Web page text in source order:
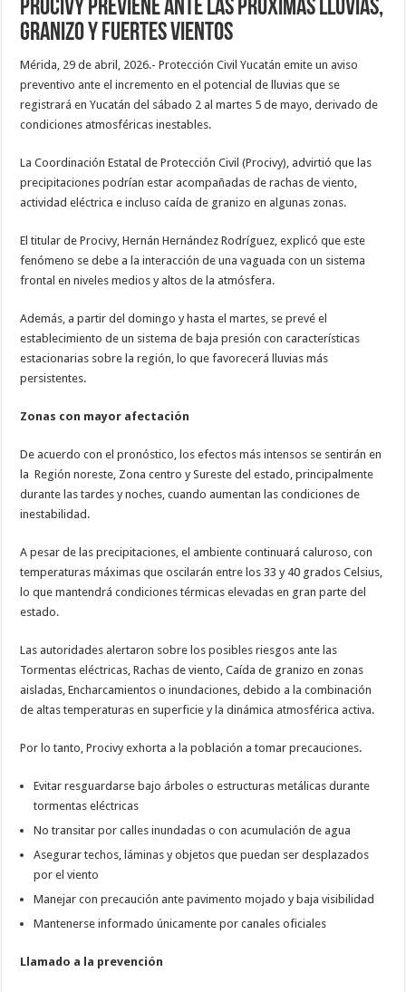
PROCIVY previene ante las próximas lluvias,
granizo y fuertes vientos
Mérida, 29 de abril, 2026.- Protección Civil Yucatán emite un aviso
preventivo ante el incremento en el potencial de lluvias que se
registrará en Yucatán del sábado 2 al martes 5 de mayo, derivado de
condiciones atmosféricas inestables.
La Coordinación Estatal de Protección Civil (Procivy), advirtió que las
precipitaciones podrían estar acompañadas de rachas de viento,
actividad eléctrica e incluso caída de granizo en algunas zonas.
El titular de Procivy, Hernán Hernández Rodríguez, explicó que este
fenómeno se debe a la interacción de una vaguada con un sistema
frontal en niveles medios y altos de la atmósfera.
Además, a partir del domingo y hasta el martes, se prevé el
establecimiento de un sistema de baja presión con características
estacionarias sobre la región, lo que favorecerá lluvias más
persistentes.
Zonas con mayor afectación
De acuerdo con el pronóstico, los efectos más intensos se sentirán en
la Región noreste, Zona centro y Sureste del estado, principalmente
durante las tardes y noches, cuando aumentan las condiciones de
inestabilidad.
A pesar de las precipitaciones, el ambiente continuará caluroso, con
temperaturas máximas que oscilarán entre los 33 y 40 grados Celsius,
lo que mantendrá condiciones térmicas elevadas en gran parte del
estado.
Las autoridades alertaron sobre los posibles riesgos ante las
Tormentas eléctricas, Rachas de viento, Caída de granizo en zonas
aisladas, Encharcamientos o inundaciones, debido a la combinación
de altas temperaturas en superficie y la dinámica atmosférica activa.
Por lo tanto, Procivy exhorta a la población a tomar precauciones.
Evitar resguardarse bajo árboles o estructuras metálicas durante
tormentas eléctricas
No transitar por calles inundadas o con acumulación de agua
Asegurar techos, láminas y objetos que puedan ser desplazados
por el viento
Manejar con precaución ante pavimento mojado y baja visibilidad
Mantenerse informado únicamente por canales oficiales
Llamado a la prevención